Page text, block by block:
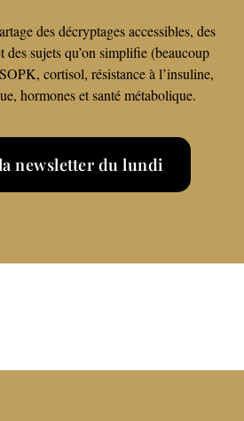
des décryptages accessibles, des
des sujets qu’on simplifie (beaucoup
cortisol, résistance à l’insuline,
hormones et santé métabolique.
newsletter du lundi